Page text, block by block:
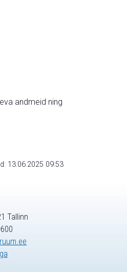
andmeid ning
13.06.2025 09:53
Tallinn